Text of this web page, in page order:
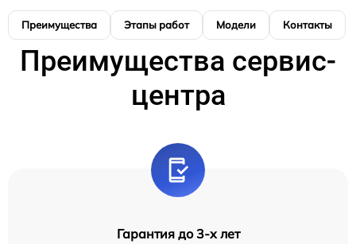
Преимущества Этапы работ Модели Контакты
Преимущества сервис-
центра
Гарантия до 3-х лет